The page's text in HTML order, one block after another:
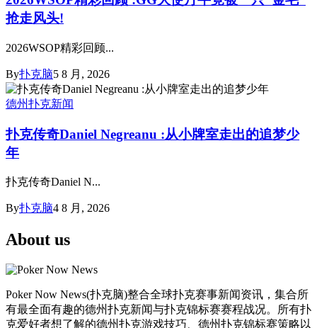
抢走风头!
2026WSOP精彩回顾...
By扑克脑5 8 月, 2026
德州扑克新闻
扑克传奇Daniel Negreanu :从小牌室走出的追梦少
年
扑克传奇Daniel N...
By扑克脑4 8 月, 2026
About us
Poker Now News(扑克脑)整合全球扑克赛事新闻资讯，集合所
有最全面有趣的德州扑克新闻与扑克锦标赛赛程战况。所有扑
克爱好者想了解的德州扑克游戏技巧、德州扑克锦标赛策略以